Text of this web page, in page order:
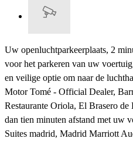
Uw openluchtparkeerplaats, 2
voor het parkeren van uw
en veilige optie om naar de
Motor Tomé - Official Dealer,
Restaurante Oriola, El Brasero
dan tien minuten afstand met uw
Suites madrid, Madrid Marriott